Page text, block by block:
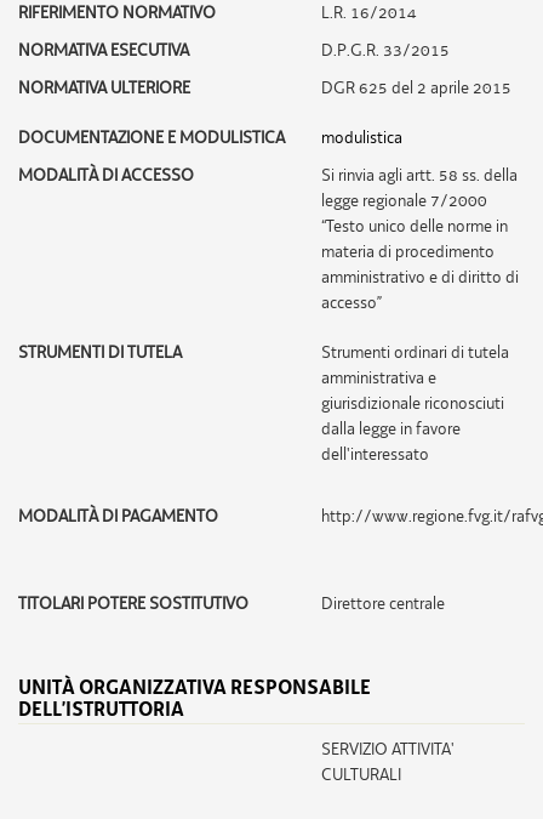
RIFERIMENTO NORMATIVO
L.R. 16/2014
NORMATIVA ESECUTIVA
D.P.G.R. 33/2015
NORMATIVA ULTERIORE
DGR 625 del 2 aprile 2015
DOCUMENTAZIONE E MODULISTICA
modulistica
MODALITÀ DI ACCESSO
Si rinvia agli artt. 58 ss. della
legge regionale 7/2000
“Testo unico delle norme in
materia di procedimento
amministrativo e di diritto di
accesso”
STRUMENTI DI TUTELA
Strumenti ordinari di tutela
amministrativa e
giurisdizionale riconosciuti
dalla legge in favore
dell'interessato
MODALITÀ DI PAGAMENTO http://www.regione.fvg.it/
TITOLARI POTERE SOSTITUTIVO Direttore centrale
UNITÀ ORGANIZZATIVA RESPONSABILE
DELL’ISTRUTTORIA
SERVIZIO ATTIVITA'
CULTURALI